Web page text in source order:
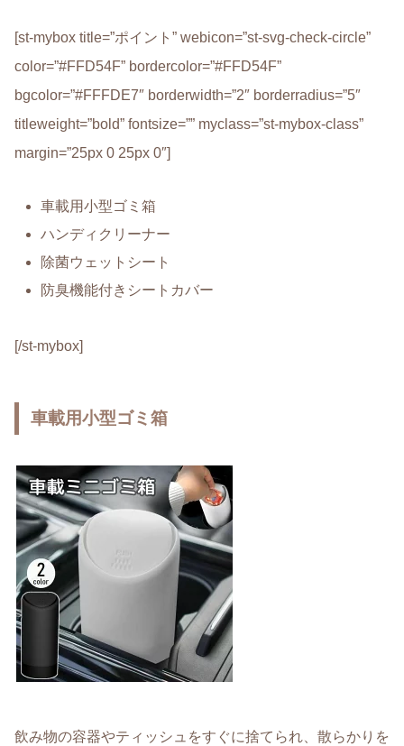
[st-mybox title=”ポイント” webicon=”st-svg-check-circle”
color=”#FFD54F” bordercolor=”#FFD54F”
bgcolor=”#FFFDE7″ borderwidth=”2″ borderradius=”5″
titleweight=”bold” fontsize=”” myclass=”st-mybox-class”
margin=”25px 0 25px 0″]
車載用小型ゴミ箱
ハンディクリーナー
除菌ウェットシート
防臭機能付きシートカバー
[/st-mybox]
車載用小型ゴミ箱
飲み物の容器やティッシュをすぐに捨てられ、散らかりを